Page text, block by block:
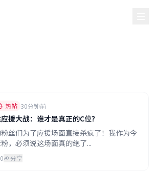
热帖 30分钟前
援大战：谁才是真正的C位？
丝们为了应援场面直接杀疯了！我作为今
，必须说这场面真的绝了...
分享